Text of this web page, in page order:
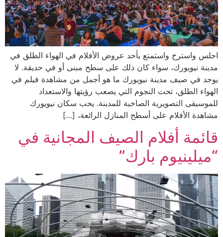
اجلس واسترخ واستمتع بأحد عروض الأفلام في الهواء الطلق في
مدينة نيويورك، سواء كان ذلك على سطح مبنى أو في حديقة. لا
يوجد في صيف مدينة نيويورك ما هو أجمل من مشاهدة فيلم في
الهواء الطلق، تحت النجوم التي يصعب رؤيتها والاستعداد
للموسيقى التصويرية الصاخبة للمدينة. يحب سكان نيويورك
مشاهدة الأفلام على أسطح المنازل الرائعة، […]
قائمة أفلام الصيف المجانية في
“ميلينيوم بارك”